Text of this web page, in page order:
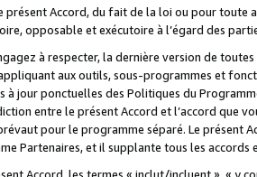
Accord, du fait de la loi ou pour toute
opposable et exécutoire à l’égard des
à respecter, la dernière version de
aux outils, sous-programmes et
à jour ponctuelles des Politiques du
entre le présent Accord et l’accord que
pour le programme séparé. Le présent
Partenaires, et il supplante tous les accords